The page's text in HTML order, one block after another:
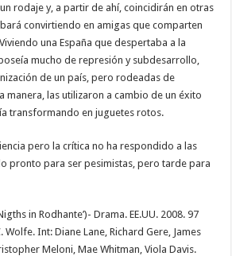
rodaje y, a partir de ahí, coincidirán en otras
convirtiendo en amigas que comparten
una España que despertaba a la
mucho de represión y subdesarrollo,
de un país, pero rodeadas de
manera, las utilizaron a cambio de un éxito
transformando en juguetes rotos.
pero la crítica no ha respondido a las
pronto para ser pesimistas, pero tarde para
in Rodhante’)- Drama. EE.UU. 2008. 97
Int: Diane Lane, Richard Gere, James
Meloni, Mae Whitman, Viola Davis.